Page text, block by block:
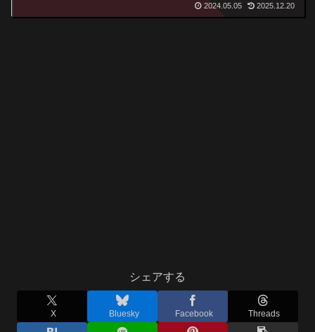
2024.05.05 2025.12.20
シェアする
X Bluesky Facebook Threads